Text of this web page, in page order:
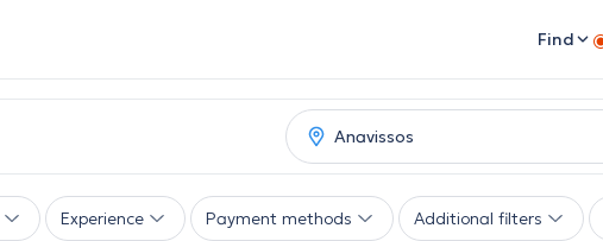
Find
Experience Payment methods Additional filters